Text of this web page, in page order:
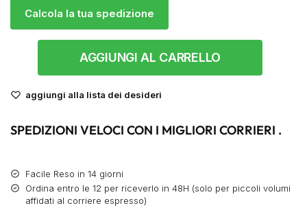
Calcola la tua spedizione
AGGIUNGI AL CARRELLO
aggiungi alla lista dei desideri
SPEDIZIONI VELOCI CON I MIGLIORI CORRIERI .
Facile Reso in 14 giorni
Ordina entro le 12 per riceverlo in 48H (solo per piccoli volumi
affidati al corriere espresso)